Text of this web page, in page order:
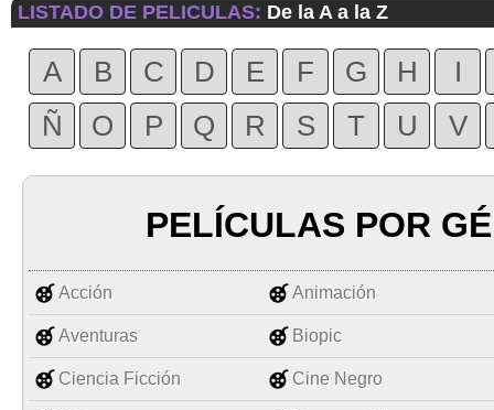
LISTADO DE PELICULAS: De la A a la Z
A B C D E F G H
I
Ñ
O P Q R S T U V
PELÍCULAS POR
Acción Animación
Aventuras Biopic
Ciencia Ficción Cine Negro